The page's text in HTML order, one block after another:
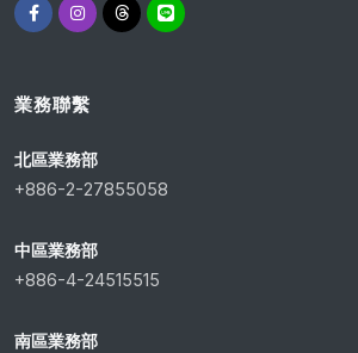
業務聯繫
北區業務部
+886-2-27855058
中區業務部
+886-4-24515515
南區業務部